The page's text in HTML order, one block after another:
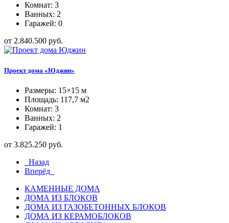
Комнат: 3
Ванных: 2
Гаражей: 0
от 2.840.500 руб.
Проект дома «Юджин»
Размеры: 15×15 м
Площадь: 117,7 м2
Комнат: 3
Ванных: 2
Гаражей: 1
от 3.825.250 руб.
Назад
Вперёд
КАМЕННЫЕ ДОМА
ДОМА ИЗ БЛОКОВ
ДОМА ИЗ ГАЗОБЕТОННЫХ БЛОКОВ
ДОМА ИЗ КЕРАМОБЛОКОВ